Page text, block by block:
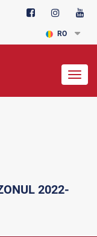
RO
2022-